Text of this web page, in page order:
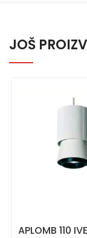
JOŠ
APLOMB 110